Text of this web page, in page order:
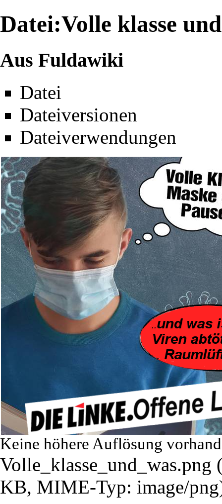
Datei:Volle klasse
Aus Fuldawiki
Datei
Dateiversionen
Dateiverwendungen
Keine höhere Auflösung
Volle_klasse_und_was.png
KB, MIME-Typ: image/